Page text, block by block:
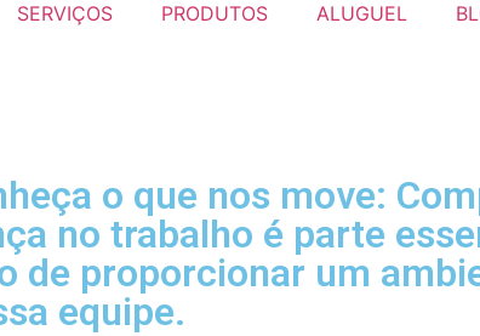
SERVIÇOS PRODUTOS ALUGUEL
o que nos move:
no trabalho é parte
de proporcionar um
equipe.